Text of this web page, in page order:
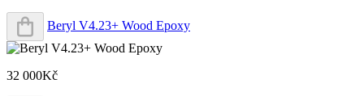
Beryl V4.23+ Wood Epoxy
32 000Kč